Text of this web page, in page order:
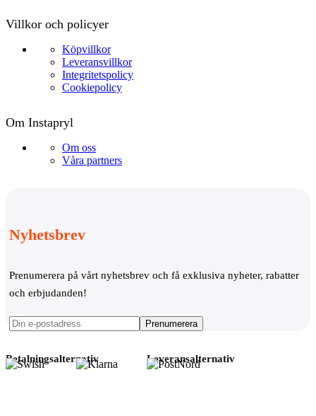
Villkor och policyer
Köpvillkor
Leveransvillkor
Integritetspolicy
Cookiepolicy
Om Instapryl
Om oss
Våra partners
Nyhetsbrev
Prenumerera på vårt nyhetsbrev och få exklusiva nyheter, rabatter
och erbjudanden!
Betalningsalternativ Leveransalternativ